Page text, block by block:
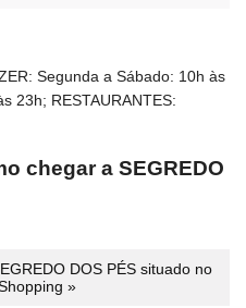
Segunda a Sábado: 10h às
23h; RESTAURANTES:
chegar a SEGREDO
DOS PÉS situado no
»